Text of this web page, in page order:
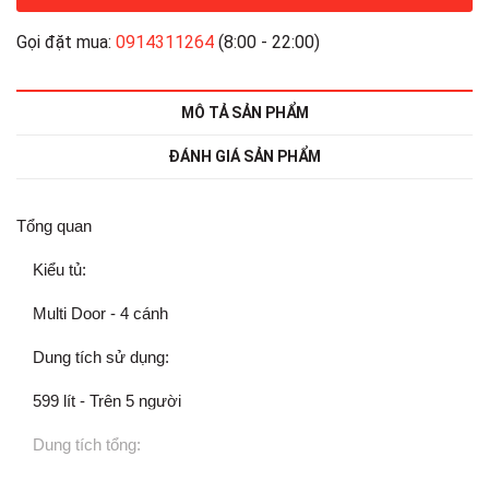
Gọi đặt mua: 0914311264 (8:00 - 22:00)
MÔ TẢ SẢN PHẨM
ĐÁNH GIÁ SẢN PHẨM
Tổng quan
Kiểu tủ:
Multi Door - 4 cánh
Dung tích sử dụng:
599 lít - Trên 5 người
Dung tích tổng: